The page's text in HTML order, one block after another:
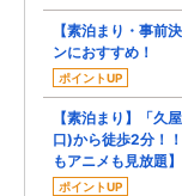
【素泊まり・事前
ンにおすすめ！
ポイントUP
【素泊まり】「久
口)から徒歩2分！
もアニメも見放題】
ポイントUP